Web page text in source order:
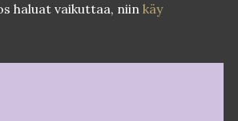
haluat vaikuttaa, niinkäy